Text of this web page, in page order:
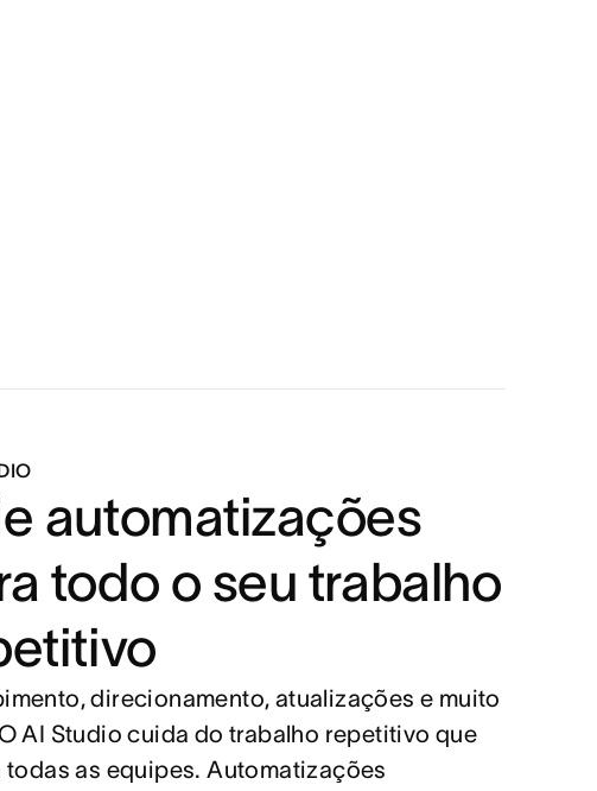
automatizações
todo o seu trabalho
direcionamento, atualizações e muito
AI Studio cuida do trabalho repetitivo que
todas as equipes. Automatizações